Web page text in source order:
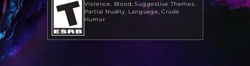
Violence Blood Suggestive Themes
Partial Nudity Language Crude
Humor